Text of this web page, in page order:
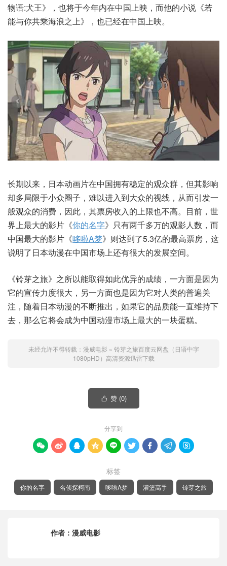
物语:犬王》，也将于今年内在中国上映，而他的小说《若
能与你共乘海浪之上》，也已经在中国上映。
长期以来，日本动画片在中国拥有稳定的观众群，但其影响
却多局限于小众圈子，难以进入到大众的视线，从而引发一
般观众的消费，因此，其票房收入的上限也不高。目前，世
界上最大的影片《你的名字》只有两千多万的观影人数，而
中国最大的影片《哆啦A梦》则达到了5.3亿的最高票房，这
说明了日本动漫在中国市场上还有很大的发展空间。
《铃芽之旅》之所以能取得如此优异的成绩，一方面是因为
它的宣传力度很大，另一方面也是因为它对人类的普遍关
注，随着日本动漫的不断推出，如果它的品质能一直维持下
去，那么它将会成为中国动漫市场上最大的一块蛋糕。
未经允许不得转载： 漫威电影 » 铃芽之旅百度云网盘（日语中字
1080pHD）高清资源迅雷下载
 赞 (0)
分享到
        
标签
你的名字 名侦探柯南 哆啦A梦 灌篮高手 铃芽之旅
作者： 漫威电影